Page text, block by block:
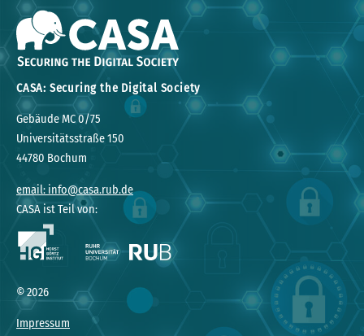
CASA: Securing the Digital Society
Gebäude MC 0/75
Universitätsstraße 150
44780 Bochum
email: info@casa.rub.de
CASA ist Teil von:
© 2026
Impressum